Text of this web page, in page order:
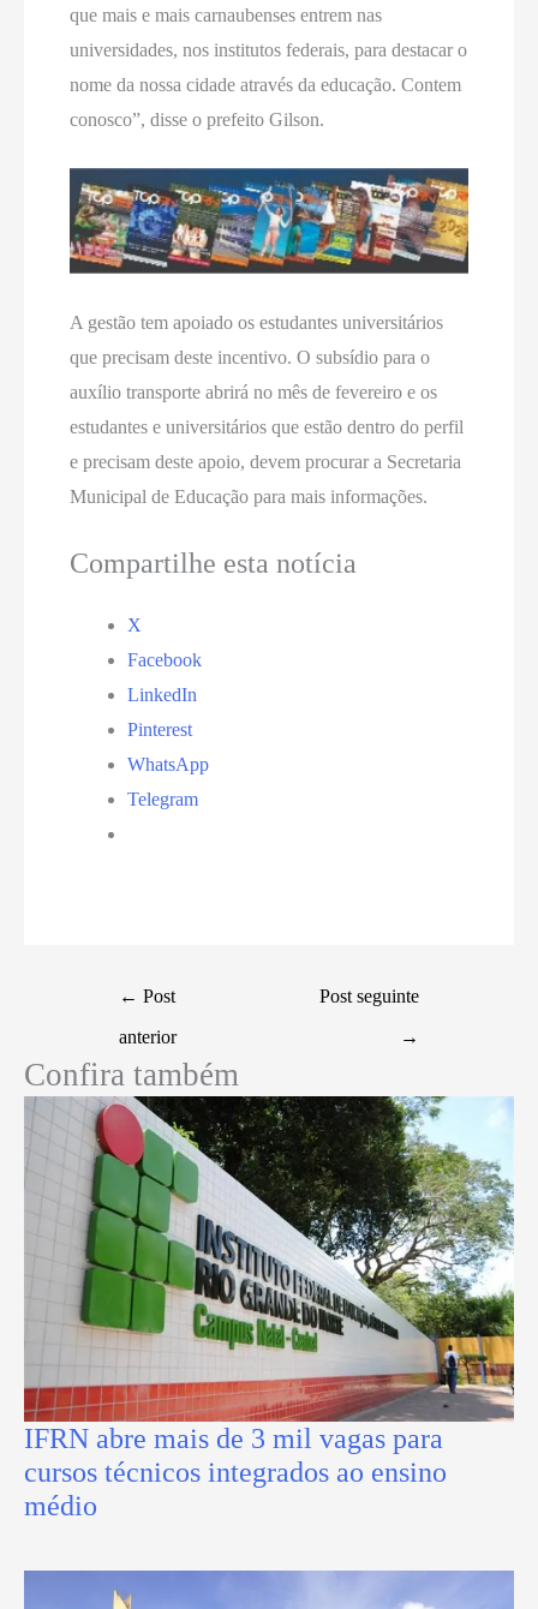
que mais e mais carnaubenses entrem nas
universidades, nos institutos federais, para destacar o
nome da nossa cidade através da educação. Contem
conosco”, disse o prefeito Gilson.
A gestão tem apoiado os estudantes universitários
que precisam deste incentivo. O subsídio para o
auxílio transporte abrirá no mês de fevereiro e os
estudantes e universitários que estão dentro do perfil
e precisam deste apoio, devem procurar a Secretaria
Municipal de Educação para mais informações.
Compartilhe esta notícia
X
Facebook
LinkedIn
Pinterest
WhatsApp
Telegram
← Post
anterior
Post seguinte
→
Confira também
IFRN abre mais de 3 mil vagas para
cursos técnicos integrados ao ensino
médio